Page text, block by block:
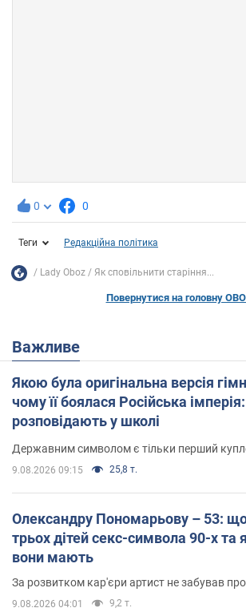
0 0
Теги Редакційна політика
Lady Oboz Як сповільнити старіння...
Повернутися на головну
Важливе
Якою була оригінальна версія
чому її боялася Російська
розповідають у школі
Державним символом є тільки перший
9.08.2026 09:15 25,8 т.
Олександру Пономарьову – 53:
трьох дітей секс-символа 90-х та
вони мають
За розвитком кар'єри артист не забував
9.08.2026 04:01 9,2 т.